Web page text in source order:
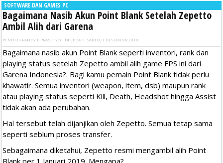
SOFTWARE DAN GAMES PC
Bagaimana Nasib Akun Point Blank Setelah Zepetto
Ambil Alih dari Garena
PENULIS RANDY E PRASETYO DIUPDATE SABTU, 1 DESEMBER 2018
Bagaimana nasib akun Point Blank seperti inventori, rank dan
playing status setelah Zepetto ambil alih game FPS ini dari
Garena Indonesia?. Bagi kamu pemain Point Blank tidak perlu
khawatir. Semua inventori (weapon, item, dsb) maupun rank
atau playing status seperti Kill, Death, Headshot hingga Assist
tidak akan ada perubahan.
Hal tersebut telah dijanjikan oleh Zepetto. Semua tetap sama
seperti seblum proses transfer.
Sebagaimana diketahui, Zepetto resmi mengambil alih Point
Blank per 1 Januari 2019. Mengapa?